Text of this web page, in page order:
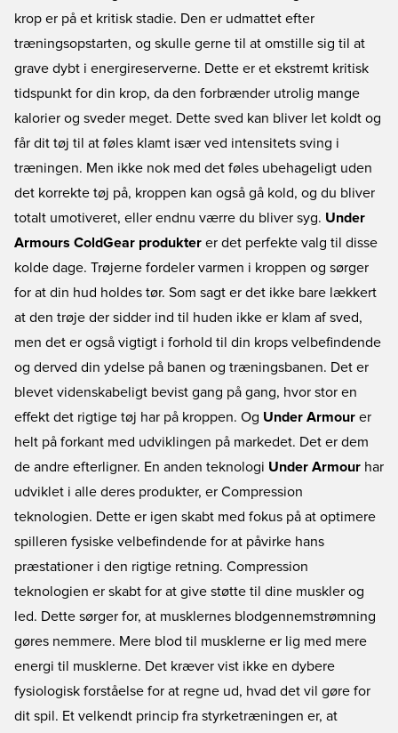
krop er på et kritisk stadie. Den er udmattet efter
træningsopstarten, og skulle gerne til at omstille sig til at
grave dybt i energireserverne. Dette er et ekstremt kritisk
tidspunkt for din krop, da den forbrænder utrolig mange
kalorier og sveder meget. Dette sved kan bliver let koldt og
får dit tøj til at føles klamt især ved intensitets sving i
træningen. Men ikke nok med det føles ubehageligt uden
det korrekte tøj på, kroppen kan også gå kold, og du bliver
totalt umotiveret, eller endnu værre du bliver syg. Under
Armours ColdGear produkter er det perfekte valg til disse
kolde dage. Trøjerne fordeler varmen i kroppen og sørger
for at din hud holdes tør. Som sagt er det ikke bare lækkert
at den trøje der sidder ind til huden ikke er klam af sved,
men det er også vigtigt i forhold til din krops velbefindende
og derved din ydelse på banen og træningsbanen. Det er
blevet videnskabeligt bevist gang på gang, hvor stor en
effekt det rigtige tøj har på kroppen. Og Under Armour er
helt på forkant med udviklingen på markedet. Det er dem
de andre efterligner. En anden teknologi Under Armour har
udviklet i alle deres produkter, er Compression
teknologien. Dette er igen skabt med fokus på at optimere
spilleren fysiske velbefindende for at påvirke hans
præstationer i den rigtige retning. Compression
teknologien er skabt for at give støtte til dine muskler og
led. Dette sørger for, at musklernes blodgennemstrømning
gøres nemmere. Mere blod til musklerne er lig med mere
energi til musklerne. Det kræver vist ikke en dybere
fysiologisk forståelse for at regne ud, hvad det vil gøre for
dit spil. Et velkendt princip fra styrketræningen er, at